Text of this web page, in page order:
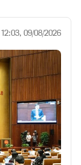
12:03, 09/08/2026